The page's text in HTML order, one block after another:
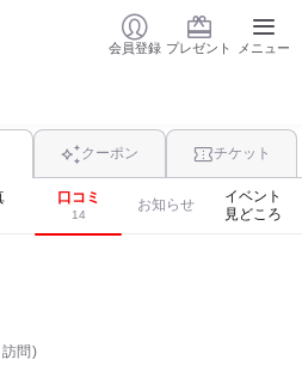
会員登録 プレゼント メニュー
クーポン チケット
口コミ
14
お知らせ
イベント
見どころ
問)